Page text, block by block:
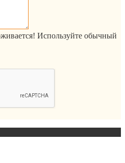
Используйте обычный